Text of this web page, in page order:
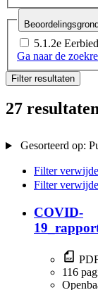
5.1.2e
Ga naar de
Filter resultaten
27
Gesorteerd op:
Filter
Filter
COVID-
116